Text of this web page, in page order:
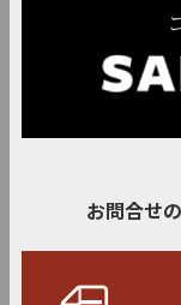
お問合せ